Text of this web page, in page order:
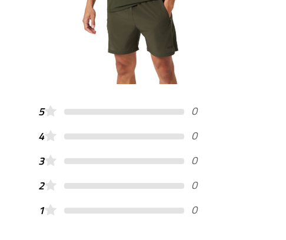
5
0
4
0
3
0
2
0
1
0